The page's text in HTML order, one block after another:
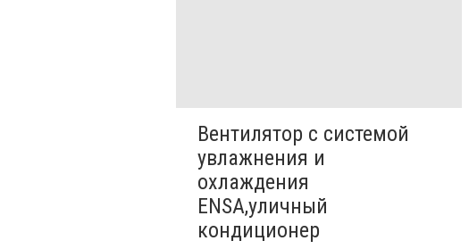
Вентилятор с системой
увлажнения и
охлаждения
ENSA,уличный
кондиционер